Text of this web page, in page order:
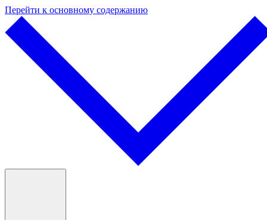
Перейти к основному содержанию